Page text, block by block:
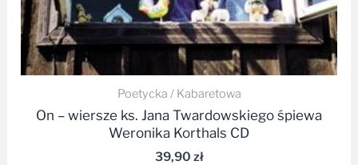
Poetycka / Kabaretowa
On – wiersze ks. Jana Twardowskiego śpiewa
Weronika Korthals CD
39,90 zł